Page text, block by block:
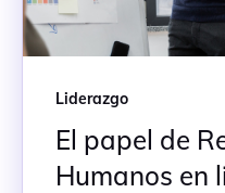
Liderazgo
El papel de
Humanos en